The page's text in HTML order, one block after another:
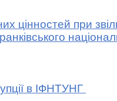
при
в ІФНТУНГ